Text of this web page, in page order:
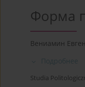
Форма
Вениамин
Подробнее
Studia